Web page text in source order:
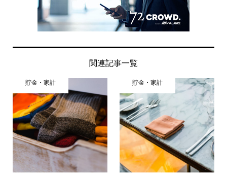
関連記事一覧
貯金・家計 貯金・家計